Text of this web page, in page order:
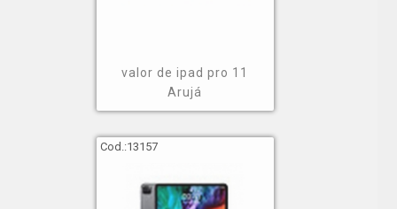
valor de ipad pro 11
Arujá
Cod.:13157